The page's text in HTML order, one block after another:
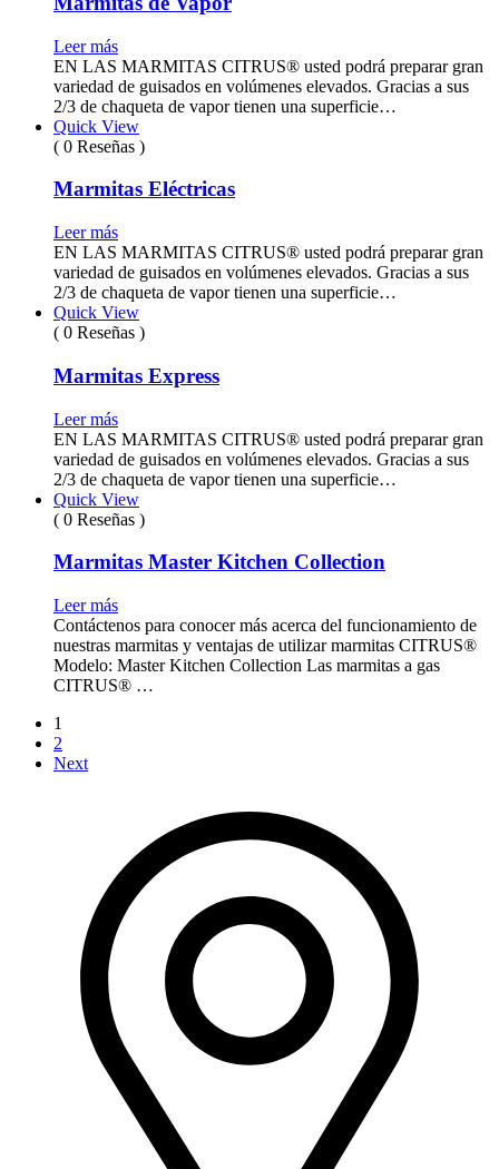
Leer más
EN LAS MARMITAS CITRUS® usted podrá preparar gran
variedad de guisados en volúmenes elevados. Gracias a sus
2/3 de chaqueta de vapor tienen una superficie…
Quick View
( 0 Reseñas )
Marmitas Eléctricas
Leer más
EN LAS MARMITAS CITRUS® usted podrá preparar gran
variedad de guisados en volúmenes elevados. Gracias a sus
2/3 de chaqueta de vapor tienen una superficie…
Quick View
( 0 Reseñas )
Marmitas Express
Leer más
EN LAS MARMITAS CITRUS® usted podrá preparar gran
variedad de guisados en volúmenes elevados. Gracias a sus
2/3 de chaqueta de vapor tienen una superficie…
Quick View
( 0 Reseñas )
Marmitas Master Kitchen Collection
Leer más
Contáctenos para conocer más acerca del funcionamiento de
nuestras marmitas y ventajas de utilizar marmitas CITRUS®
Modelo: Master Kitchen Collection Las marmitas a gas
CITRUS® …
1
2
Next